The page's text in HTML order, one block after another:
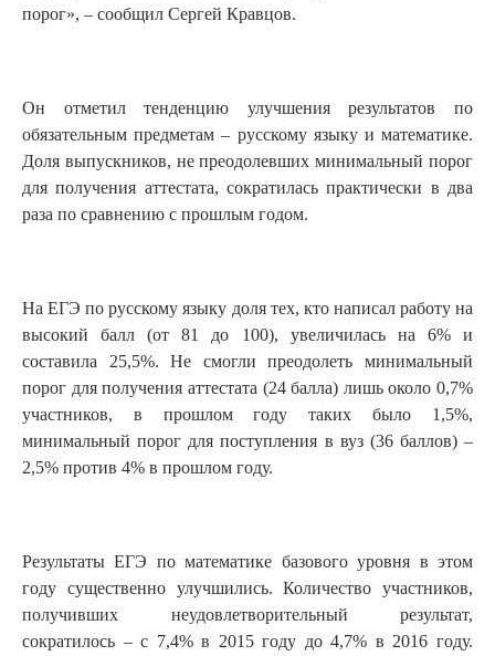
порог», – сообщил Сергей Кравцов.
Он отметил тенденцию улучшения результатов по
обязательным предметам – русскому языку и математике.
Доля выпускников, не преодолевших минимальный порог
для получения аттестата, сократилась практически в два
раза по сравнению с прошлым годом.
На ЕГЭ по русскому языку доля тех, кто написал работу на
высокий балл (от 81 до 100), увеличилась на 6% и
составила 25,5%. Не смогли преодолеть минимальный
порог для получения аттестата (24 балла) лишь около 0,7%
участников, в прошлом году таких было 1,5%,
минимальный порог для поступления в вуз (36 баллов) –
2,5% против 4% в прошлом году.
Результаты ЕГЭ по математике базового уровня в этом
году существенно улучшились. Количество участников,
получивших неудовлетворительный результат,
сократилось – с 7,4% в 2015 году до 4,7% в 2016 году.